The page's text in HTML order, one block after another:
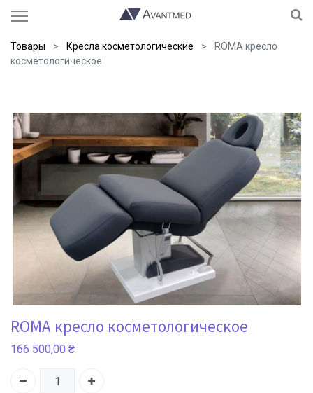
Товары Кресла косметологические
ROMA кресло
косметологическое
ROMA кресло косметологическое
166 500,00 ₴